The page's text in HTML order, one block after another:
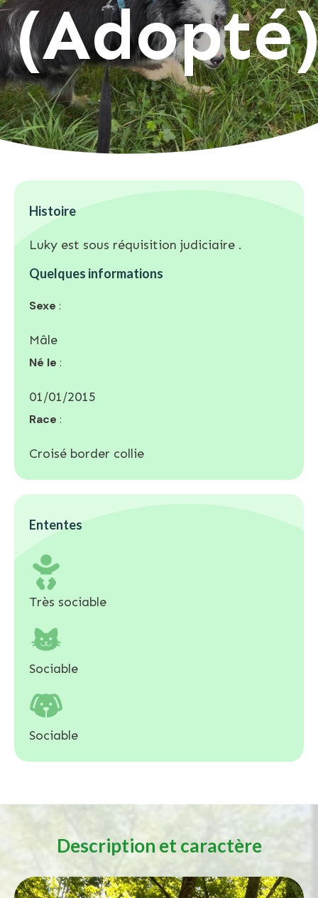
Histoire
Luky est sous réquisition judiciaire .
Quelques informations
Sexe :
Mâle
Né le :
01/01/2015
Race :
Croisé border collie
Ententes
Très sociable
Sociable
Sociable
Description et caractère